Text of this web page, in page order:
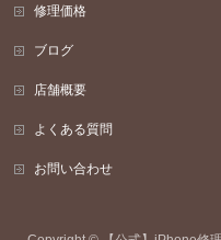
修理価格
ブログ
店舗概要
よくある質問
お問い合わせ